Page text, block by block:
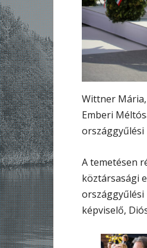
Wittner
Emberi
országgyűlési
A temetésen
köztársasági
országgyűlési
képviselő,